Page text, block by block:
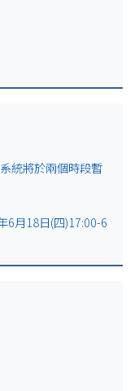
統將於兩個時段暫
6月18日(四)17:00-6
115年1月2日